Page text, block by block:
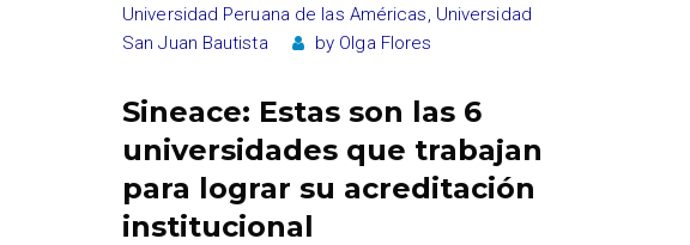
Universidad Peruana de las Américas, Universidad
San Juan Bautista
by Olga Flores
Sineace: Estas son las 6
universidades que trabajan
para lograr su acreditación
institucional